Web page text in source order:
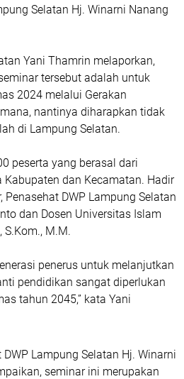
Selatan Hj. Winarni Nanang
Yani Thamrin melaporkan,
tersebut adalah untuk
2024 melalui Gerakan
nantinya diharapkan tidak
di Lampung Selatan.
peserta yang berasal dari
Kabupaten dan Kecamatan. Hadir
DWP Lampung Selatan
dan Dosen Universitas Islam
S.Kom., M.M.
penerus untuk melanjutkan
pendidikan sangat diperlukan
tahun 2045,” kata Yani
Lampung Selatan Hj. Winarni
seminar ini merupakan